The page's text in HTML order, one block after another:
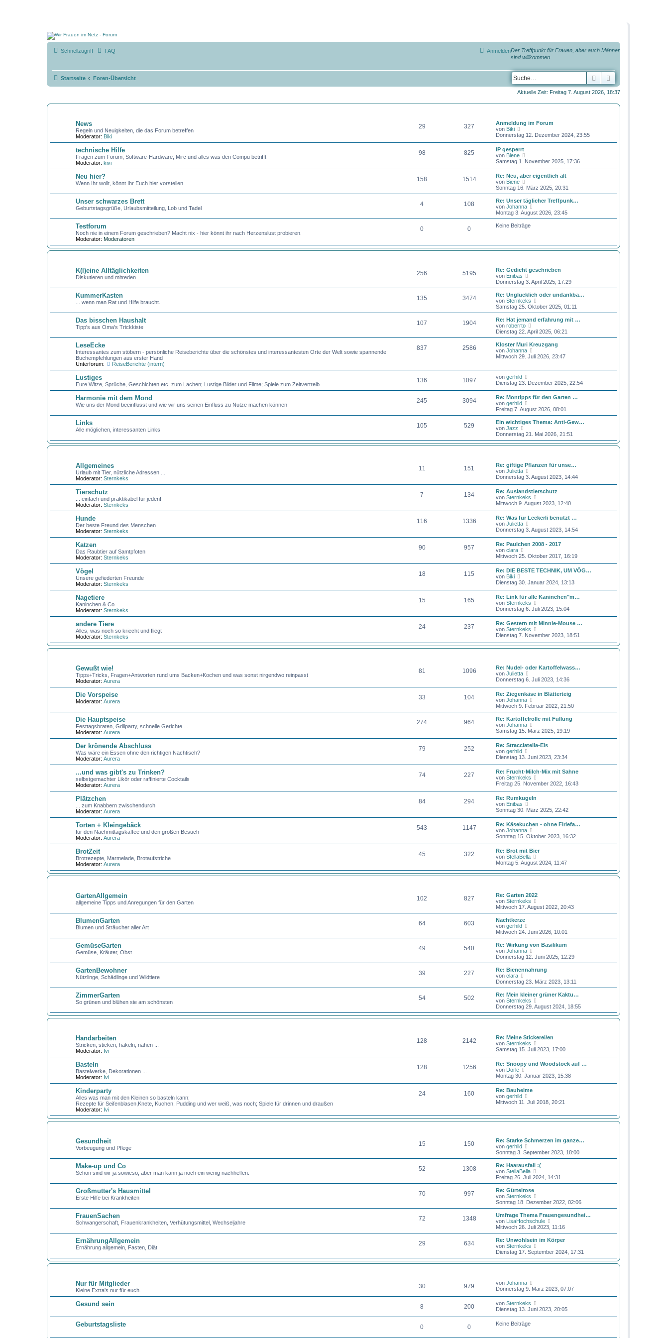
Der Treffpunkt für Frauen, aber auch Männer
sind willkommen
Schnellzugriff FAQ Anmelden
Startseite Foren-Übersicht Suche
Aktuelle Zeit: Freitag 7. August 2026, 18:37
News
Regeln und Neuigkeiten, die das Forum betreffen
Moderator: Biki
29 327
Anmeldung im Forum
von Biki
e
s
t
e
r
B
e
i
t
r
a
g
Donnerstag 12. Dezember 2024, 23:55
technische Hilfe
Fragen zum Forum, Software-Hardware, Mirc und alles was den Compu betrifft
Moderator: kivi
98 825
IP gesperrt
von Biene
e
s
t
e
B
e
i
t
r
Samstag 1. November 2025, 17:36
Neu hier?
Wenn Ihr wollt, könnt Ihr Euch hier vorstellen.
158 1514
Re: Neu, aber eigentlich alt
von Biene
e
u
e
s
t
e
B
t
r
Sonntag 16. März 2025, 20:31
Unser schwarzes Brett
Geburtstagsgrüße, Urlaubsmitteilung, Lob und Tadel
4 108
Re: Unser täglicher Treffpunk…
von Johanna
e
u
r
t
a
g
Montag 3. August 2026, 23:45
Testforum
Noch nie in einem Forum geschrieben? Macht nix - hier könnt ihr nach Herzenslust probieren.
Moderator: Moderatoren
0 0 Keine Beiträge
K(l)eine Alltäglichkeiten
Diskutieren und mitreden...
256 5195
Re: Gedicht geschrieben
von Enibas
e
u
e
s
t
B
e
i
r
a
g
Donnerstag 3. April 2025, 17:29
KummerKasten
... wenn man Rat und Hilfe braucht.
135 3474
Re: Unglücklich oder undankba…
von Sternkeks
e
u
e
t
B
e
i
r
g
Samstag 25. Oktober 2025, 01:11
Das bisschen Haushalt
Tipp's aus Oma's Trickkiste
107 1904
Re: Hat jemand erfahrung mit …
von roberrto
e
u
e
t
i
t
r
g
Dienstag 22. April 2025, 06:21
LeseEcke
Interessantes zum stöbern - persönliche Reiseberichte über die schönstes und interessantesten Orte der Welt sowie spannende
Buchempfehlungen aus erster Hand
Unterforum:
ReiseBerichte (intern)
837 2586
Kloster Muri Kreuzgang
von Johanna
e
e
r
B
i
t
r
g
Mittwoch 29. Juli 2026, 23:47
Lustiges
Eure Witze, Sprüche, Geschichten etc. zum Lachen; Lustige Bilder und Filme; Spiele zum Zeitvertreib
136 1097 von gerhild
e
s
e
B
i
t
r
Dienstag 23. Dezember 2025, 22:54
Harmonie mit dem Mond
Wie uns der Mond beeinflusst und wie wir uns seinen Einfluss zu Nutze machen können
245 3094
Re: Montipps für den Garten …
von gerhild
e
u
e
t
r
i
t
a
g
Freitag 7. August 2026, 08:01
Links
Alle möglichen, interessanten Links
105 529
Ein wichtiges Thema: Anti-Gew…
von Jazz
e
u
e
e
r
B
t
r
a
g
Donnerstag 21. Mai 2026, 21:51
Allgemeines
Urlaub mit Tier, nützliche Adressen ...
Moderator: Sternkeks
11 151
Re: giftige Pflanzen für unse…
von Julietta
e
e
s
t
e
r
B
i
t
r
a
g
Donnerstag 3. August 2023, 14:44
Tierschutz
... einfach und praktikabel für jeden!
Moderator: Sternkeks
7 134
Re: Auslandstierschutz
von Sternkeks
e
e
s
e
r
B
i
t
r
a
g
Mittwoch 9. August 2023, 12:40
Hunde
Der beste Freund des Menschen
Moderator: Sternkeks
116 1336
Re: Was für Leckerli benutzt …
von Julietta
e
e
s
t
e
r
B
i
t
r
a
g
Donnerstag 3. August 2023, 14:54
Katzen
Das Raubtier auf Samtpfoten
Moderator: Sternkeks
90 957
Re: Paulchen 2008 - 2017
von clara
e
e
s
e
r
B
e
i
t
r
a
g
Mittwoch 25. Oktober 2017, 16:19
Vögel
Unsere gefiederten Freunde
Moderator: Sternkeks
18 115
Re: DIE BESTE TECHNIK, UM VÖG…
von Biki
e
e
s
t
e
r
B
e
i
t
r
Dienstag 30. Januar 2024, 13:13
Nagetiere
Kaninchen & Co
Moderator: Sternkeks
15 165
Re: Link für alle Kaninchen"m…
von Sternkeks
e
e
s
e
r
B
t
a
g
Donnerstag 6. Juli 2023, 15:04
andere Tiere
Alles, was noch so kriecht und fliegt
Moderator: Sternkeks
24 237
Re: Gestern mit Minnie-Mouse …
von Sternkeks
e
e
e
r
B
e
i
t
a
g
Dienstag 7. November 2023, 18:51
Gewußt wie!
Tipps+Tricks, Fragen+Antworten rund ums Backen+Kochen und was sonst nirgendwo reinpasst
Moderator: Aurera
81 1096
Re: Nudel- oder Kartoffelwass…
von Julietta
e
s
t
e
B
e
i
t
r
g
Donnerstag 6. Juli 2023, 14:36
Die Vorspeise
Moderator: Aurera
33 104
Re: Ziegenkäse in Blätterteig
von Johanna
e
u
e
t
B
i
t
r
a
g
Mittwoch 9. Februar 2022, 21:50
Die Hauptspeise
Festtagsbraten, Grillparty, schnelle Gerichte ...
Moderator: Aurera
274 964
Re: Kartoffelrolle mit Füllung
von Johanna
e
e
s
e
r
B
e
i
t
r
a
g
Samstag 15. März 2025, 19:19
Der krönende Abschluss
Was wäre ein Essen ohne den richtigen Nachtisch?
Moderator: Aurera
79 252
Re: Stracciatella-Eis
von gerhild
e
e
s
t
e
r
B
i
t
r
a
g
Dienstag 13. Juni 2023, 23:34
...und was gibt's zu Trinken?
selbstgemachter Likör oder raffinierte Cocktails
Moderator: Aurera
74 227
Re: Frucht-Milch-Mix mit Sahne
von Sternkeks
e
e
r
B
i
t
r
a
g
Freitag 25. November 2022, 16:43
Plätzchen
... zum Knabbern zwischendurch
Moderator: Aurera
84 294
Re: Rumkugeln
von Enibas
e
e
s
t
e
r
B
e
i
t
r
Sonntag 30. März 2025, 22:42
Torten + Kleingebäck
für den Nachmittagskaffee und den großen Besuch
Moderator: Aurera
543 1147
Re: Käsekuchen - ohne Firlefa…
von Johanna
e
e
s
t
e
r
B
t
r
a
g
Sonntag 15. Oktober 2023, 16:32
BrotZeit
Brotrezepte, Marmelade, Brotaufstriche
Moderator: Aurera
45 322
Re: Brot mit Bier
von StellaBella
e
e
e
a
g
Montag 5. August 2024, 11:47
GartenAllgemein
allgemeine Tipps und Anregungen für den Garten
102 827
Re: Garten 2022
von Sternkeks
e
u
t
B
i
r
g
Mittwoch 17. August 2022, 20:43
BlumenGarten
Blumen und Sträucher aller Art
64 603
Nachtkerze
von gerhild
e
u
e
s
t
r
B
e
i
r
a
g
Mittwoch 24. Juni 2026, 10:01
GemüseGarten
Gemüse, Kräuter, Obst
49 540
Re: Wirkung von Basilikum
von Johanna
e
u
e
t
B
e
i
t
Donnerstag 12. Juni 2025, 12:29
GartenBewohner
Nützlinge, Schädlinge und Wildtiere
39 227
Re: Bienennahrung
von clara
e
u
e
s
t
r
i
t
r
a
g
Donnerstag 23. März 2023, 13:11
ZimmerGarten
So grünen und blühen sie am schönsten
54 502
Re: Mein kleiner grüner Kaktu…
von Sternkeks
e
u
e
e
B
a
g
Donnerstag 29. August 2024, 18:55
Handarbeiten
Stricken, sticken, häkeln, nähen ...
Moderator: Ivi
128 2142
Re: Meine Stickerei/en
von Sternkeks
e
e
s
e
r
i
r
a
Samstag 15. Juli 2023, 17:00
Basteln
Bastelwerke, Dekorationen ...
Moderator: Ivi
128 1256
Re: Snoopy und Woodstock auf …
von Dorle
e
s
t
e
B
e
r
a
g
Montag 30. Januar 2023, 15:38
Kinderparty
Alles was man mit den Kleinen so basteln kann;
Rezepte für Seifenblasen,Knete, Kuchen, Pudding und wer weiß, was noch; Spiele für drinnen und draußen
Moderator: Ivi
24 160
Re: Bauhelme
von gerhild
e
s
r
B
i
r
a
g
Mittwoch 11. Juli 2018, 20:21
Gesundheit
Vorbeugung und Pflege
15 150
Re: Starke Schmerzen im ganze…
von gerhild
e
u
e
s
t
B
e
i
r
a
g
Sonntag 3. September 2023, 18:00
Make-up und Co
Schön sind wir ja sowieso, aber man kann ja noch ein wenig nachhelfen.
52 1308
Re: Haarausfall :(
von StellaBella
e
u
t
r
B
e
i
r
g
Freitag 26. Juli 2024, 14:31
Großmutter's Hausmittel
Erste Hilfe bei Krankheiten
70 997
Re: Gürtelrose
von Sternkeks
e
u
e
s
t
r
B
i
t
Sonntag 18. Dezember 2022, 02:06
FrauenSachen
Schwangerschaft, Frauenkrankheiten, Verhütungsmittel, Wechseljahre
72 1348
Umfrage Thema Frauengesundhei…
von LisaHochschule
e
u
e
t
r
t
r
a
Mittwoch 26. Juli 2023, 11:16
ErnährungAllgemein
Ernährung allgemein, Fasten, Diät
29 634
Re: Unwohlsein im Körper
von Sternkeks
e
u
e
r
t
r
Dienstag 17. September 2024, 17:31
Nur für Mitglieder
Kleine Extra's nur für euch.
30 979 von Johanna
e
e
s
t
e
e
Donnerstag 9. März 2023, 07:07
Gesund sein 8 200 von Sternkeks
e
Dienstag 13. Juni 2023, 20:05
Geburtstagsliste 0 0 Keine Beiträge